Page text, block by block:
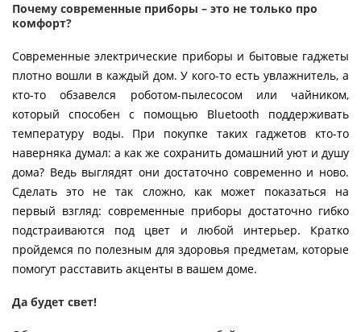
Почему современные приборы – это не только про
комфорт?
Современные электрические приборы и бытовые гаджеты
плотно вошли в каждый дом. У кого-то есть увлажнитель, а
кто-то обзавелся роботом-пылесосом или чайником,
который способен с помощью Bluetooth поддерживать
температуру воды. При покупке таких гаджетов кто-то
наверняка думал: а как же сохранить домашний уют и душу
дома? Ведь выглядят они достаточно современно и ново.
Сделать это не так сложно, как может показаться на
первый взгляд: современные приборы достаточно гибко
подстраиваются под цвет и любой интерьер. Кратко
пройдемся по полезным для здоровья предметам, которые
помогут расставить акценты в вашем доме.
Да будет свет!